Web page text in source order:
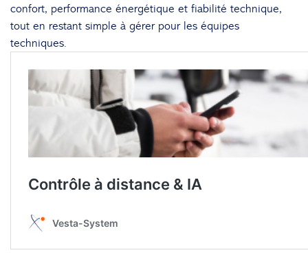
confort, performance énergétique et fiabilité technique,
tout en restant simple à gérer pour les équipes
techniques.